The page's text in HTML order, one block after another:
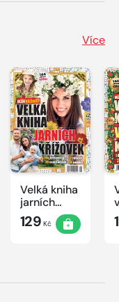
Více
Velká kniha
jarních
křížovek
2026
129 Kč